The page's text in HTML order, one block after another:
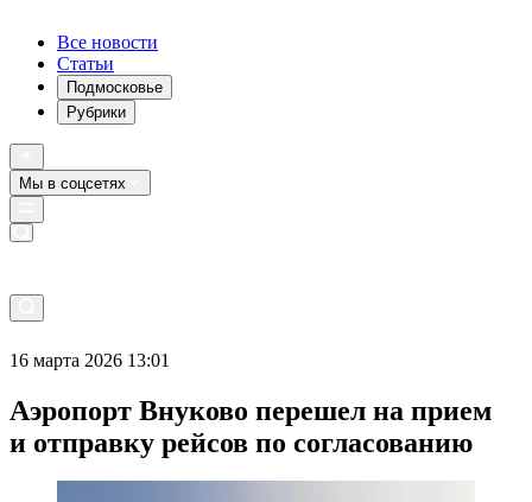
Все новости
Статьи
Подмосковье
Рубрики
Мы в соцсетях
16 марта 2026 13:01
Аэропорт Внуково перешел на прием
и отправку рейсов по согласованию